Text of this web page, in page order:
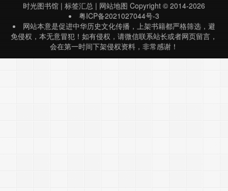
时光图书馆 | 标签汇总 | 网站地图 Copyright © 2014-2026
粤ICP备2021027044号-3
网站本意是促进中华历史文化传播，上架书籍都严格筛选，避
免侵权，本无意冒犯！如有侵权，请微信联系站长或者网页留言，
会在第一时间下架侵权资料，非常感谢！